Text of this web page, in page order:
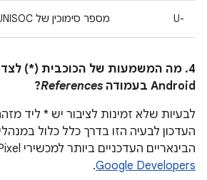
U-‎ מספר סימוכין של UNISOC
4. מה המשמעות של הכוכבית (*)
Android בעמודה
References
?
לבעיות שלא זמינות לציבור יש * ליד
העדכון לבעיה הזו בדרך כלל כלול
הבינאריים העדכניים ביותר למכשירי Pixel שזמינים ב
Google Developers
.